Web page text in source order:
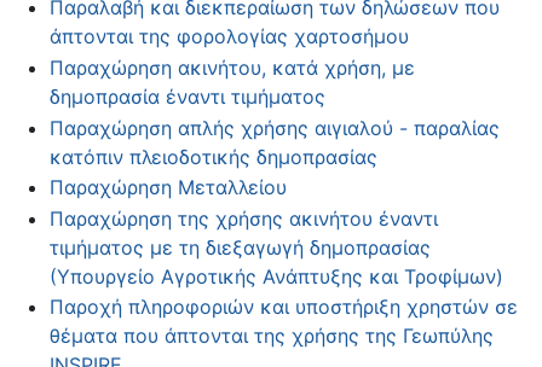
Παραλαβή και διεκπεραίωση των δηλώσεων που
άπτονται της φορολογίας χαρτοσήμου
Παραχώρηση ακινήτου, κατά χρήση, με
δημοπρασία έναντι τιμήματος
Παραχώρηση απλής χρήσης αιγιαλού - παραλίας
κατόπιν πλειοδοτικής δημοπρασίας
Παραχώρηση Μεταλλείου
Παραχώρηση της χρήσης ακινήτου έναντι
τιμήματος με τη διεξαγωγή δημοπρασίας
(Υπουργείο Αγροτικής Ανάπτυξης και Τροφίμων)
Παροχή πληροφοριών και υποστήριξη χρηστών σε
θέματα που άπτονται της χρήσης της Γεωπύλης